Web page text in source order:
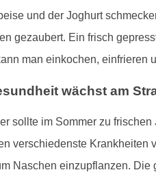
und der Joghurt
gezaubert. Ein frisch
man einkochen,
wächst am
sollte im Sommer zu
verschiedenste Krankheiten
Naschen einzupflanzen.